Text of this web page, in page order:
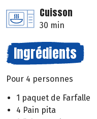
Cuisson
30 min
Ingrédients
Pour 4 personnes
1 paquet de Farfalle
4 Pain pita